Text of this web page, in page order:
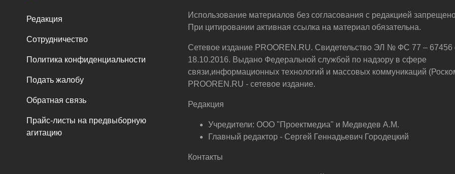
Редакция
Сотрудничество
Политика конфиденциальности
Подать жалобу
Обратная связь
Прайс-листы на предвыборную
агитацию
Использование материалов без согласования с редакцией
При цитировании активная ссылка на материал обязательна.
Сетевое издание PROOREN.RU. Свидетельство ЭЛ № ФС 77 – 67456
18.10.2016. Выдано Федеральной службой по надзору в сфере
связи,информационных технологий и массовых коммуникаций
PROOREN.RU - сетевое издание.
Редакция
Учредители: ООО "Проектмедиа" и Медведев А.М.
Главный редактор - Сергей Геннадьевич Городецкий
Контакты